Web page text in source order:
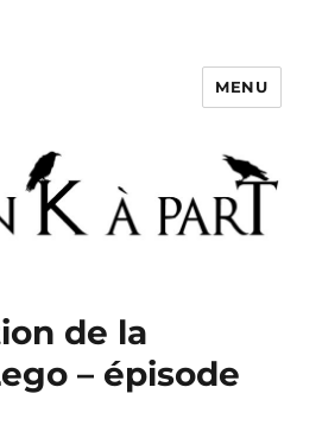
MENU
de la
– épisode